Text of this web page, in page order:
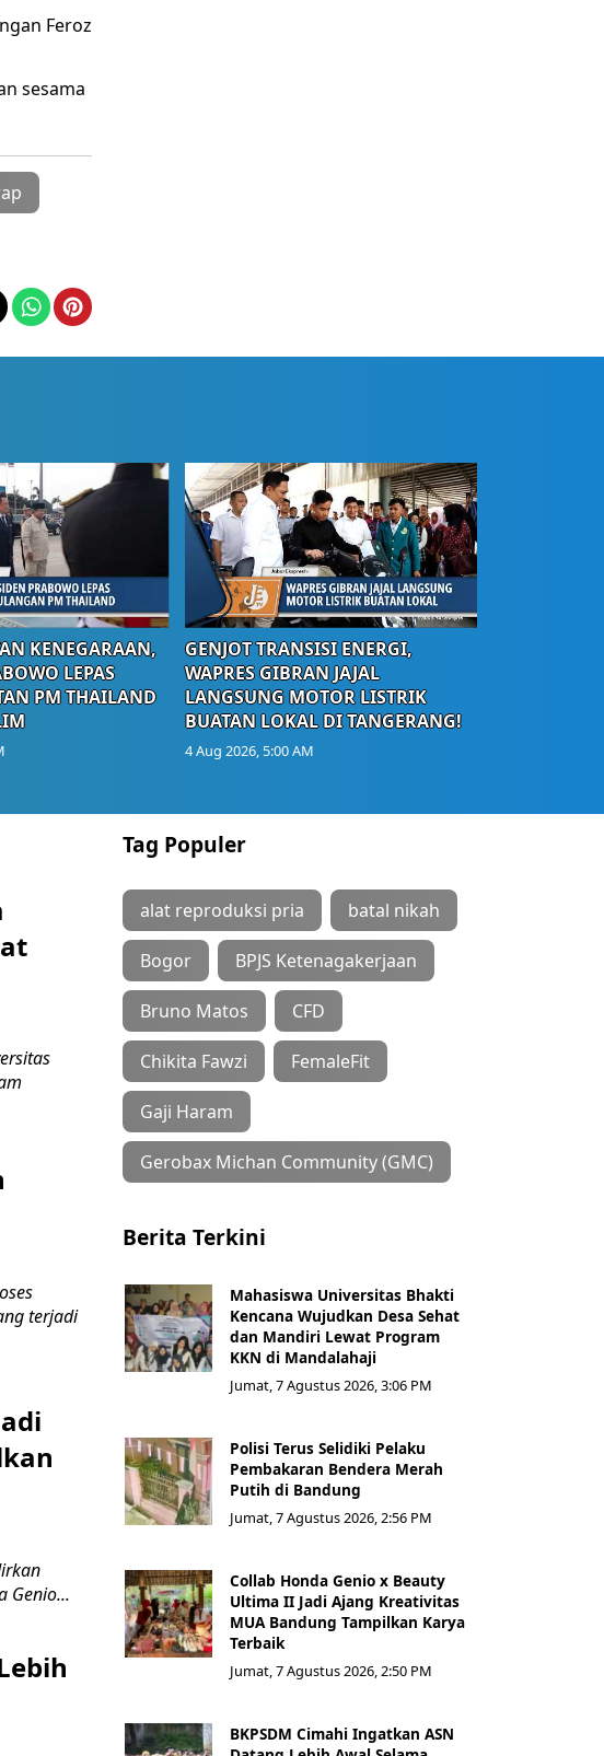
Feroz
sesama
KENEGARAAN,
LEPAS
PM THAILAND
GENJOT TRANSISI ENERGI,
WAPRES GIBRAN JAJAL
LANGSUNG MOTOR LISTRIK
BUATAN LOKAL DI TANGERANG!
4 Aug 2026, 5:00 AM
terjadi
Genio...
Tag Populer
alat reproduksi pria batal nikah
Bogor BPJS Ketenagakerjaan
Bruno Matos CFD
Chikita Fawzi FemaleFit
Gaji Haram
Gerobax Michan Community (GMC)
Berita Terkini
Mahasiswa Universitas Bhakti
Kencana Wujudkan Desa Sehat
dan Mandiri Lewat Program
KKN di Mandalahaji
Jumat, 7 Agustus 2026, 3:06 PM
Polisi Terus Selidiki Pelaku
Pembakaran Bendera Merah
Putih di Bandung
Jumat, 7 Agustus 2026, 2:56 PM
Collab Honda Genio x Beauty
Ultima II Jadi Ajang Kreativitas
MUA Bandung Tampilkan Karya
Terbaik
Jumat, 7 Agustus 2026, 2:50 PM
BKPSDM Cimahi Ingatkan ASN